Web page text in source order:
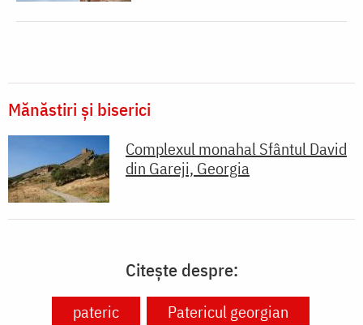
Mănăstiri și biserici
Complexul monahal Sfântul David
din Gareji, Georgia
Citește despre:
pateric
Patericul georgian